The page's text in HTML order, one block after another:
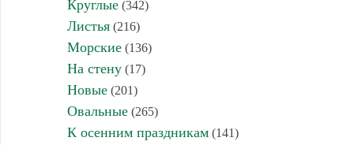
Круглые(342)
Листья(216)
Морские(136)
На стену(17)
Новые(201)
Овальные(265)
К осенним праздникам(141)